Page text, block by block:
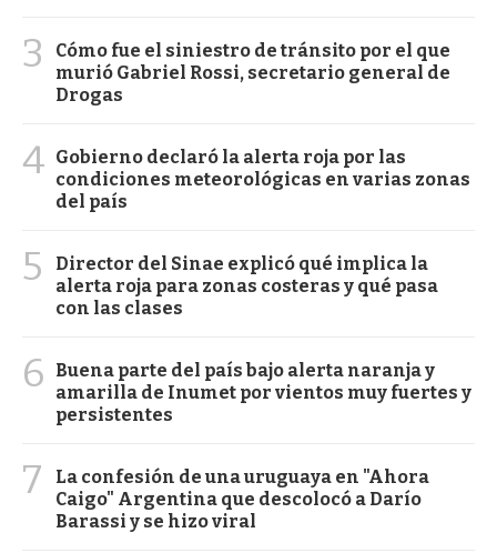
3
Cómo fue el siniestro de tránsito por el que
murió Gabriel Rossi, secretario general de
Drogas
4 Gobierno declaró la alerta roja por las
condiciones meteorológicas en varias zonas
del país
5
Director del Sinae explicó qué implica la
alerta roja para zonas costeras y qué pasa
con las clases
6
Buena parte del país bajo alerta naranja y
amarilla de Inumet por vientos muy fuertes y
persistentes
7
La confesión de una uruguaya en "Ahora
Caigo" Argentina que descolocó a Darío
Barassi y se hizo viral